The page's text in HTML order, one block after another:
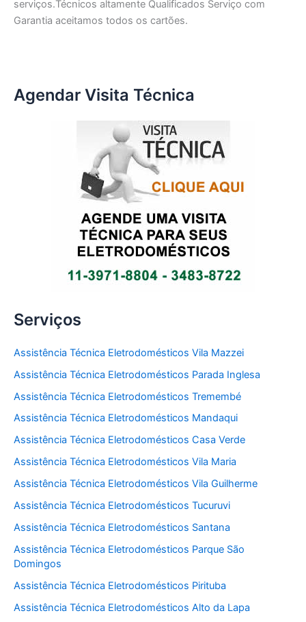
serviços.Técnicos altamente Qualificados Serviço com
Garantia aceitamos todos os cartões.
Agendar Visita Técnica
Serviços
Assistência Técnica Eletrodomésticos Vila Mazzei
Assistência Técnica Eletrodomésticos Parada Inglesa
Assistência Técnica Eletrodomésticos Tremembé
Assistência Técnica Eletrodomésticos Mandaqui
Assistência Técnica Eletrodomésticos Casa Verde
Assistência Técnica Eletrodomésticos Vila Maria
Assistência Técnica Eletrodomésticos Vila Guilherme
Assistência Técnica Eletrodomésticos Tucuruvi
Assistência Técnica Eletrodomésticos Santana
Assistência Técnica Eletrodomésticos Parque São
Domingos
Assistência Técnica Eletrodomésticos Pirituba
Assistência Técnica Eletrodomésticos Alto da Lapa